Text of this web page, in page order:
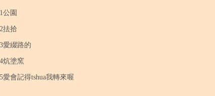
公園
抾拾
愛綴路的
炕塗窯
愛會記得tshua我轉來喔